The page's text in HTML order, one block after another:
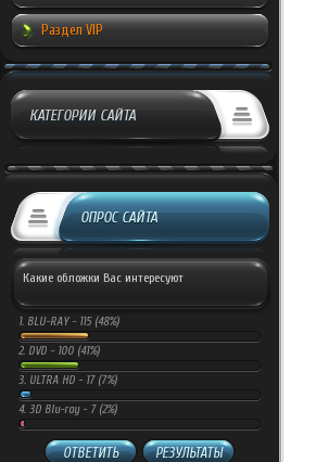
Раздел VIP
КАТЕГОРИИ САЙТА
ОПРОС САЙТА
Какие обложки Вас интересуют
1. BLU-RAY - 115 (48%)
2. DVD - 100 (41%)
3. ULTRA HD - 17 (7%)
4. 3D Blu-ray - 7 (2%)
ОТВЕТИТЬ РЕЗУЛЬТАТЫ